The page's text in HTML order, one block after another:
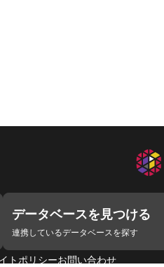
データベースを見つける
連携しているデータベースを探す
トポリシーお問い合わせ